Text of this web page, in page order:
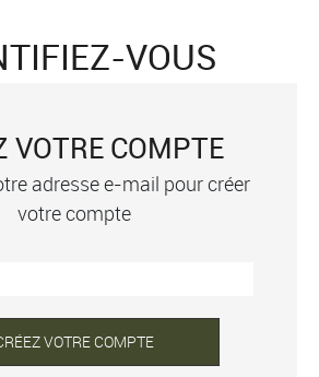
VOUS
VOTRE COMPTE
adresse e-mail pour créer
votre compte
VOTRE COMPTE